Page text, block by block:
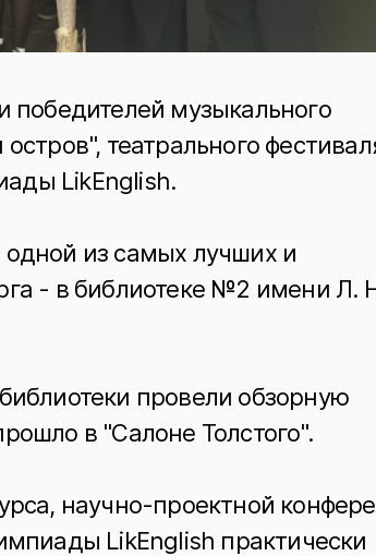
победителей музыкального
театрального
LikEnglish.
из самых лучших и
- в библиотеке №2 имени Л.
провели обзорную
в "Салоне Толстого".
научно-проектной
LikEnglish практически